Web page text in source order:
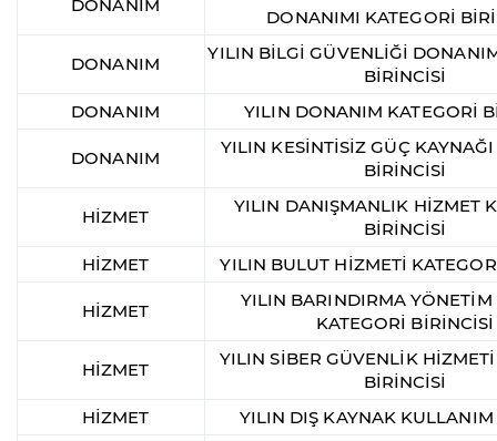
DONANIM
DONANIMI KATEGORİ
DONANIM
YILIN BİLGİ GÜVENLİĞİ
BİRİNCİSİ
DONANIM
YILIN DONANIM KATEGORİ
DONANIM
YILIN KESİNTİSİZ GÜÇ
BİRİNCİSİ
HİZMET
YILIN DANIŞMANLIK HİZMET
BİRİNCİSİ
HİZMET
YILIN BULUT HİZMETİ
HİZMET
YILIN BARINDIRMA
KATEGORİ BİRİNCİSİ
HİZMET
YILIN SİBER GÜVENLİK
BİRİNCİSİ
HİZMET
YILIN DIŞ KAYNAK